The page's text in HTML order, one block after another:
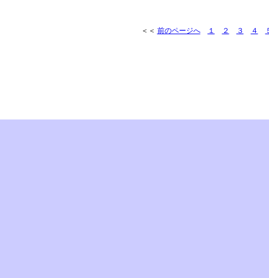
＜＜ 前のページへ １ ２ ３ ４